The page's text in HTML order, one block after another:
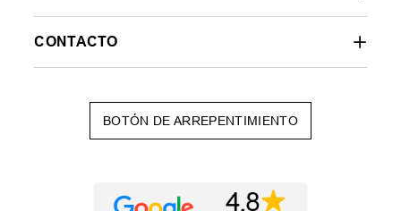
CONTACTO
BOTÓN DE ARREPENTIMIENTO